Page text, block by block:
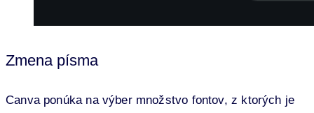
Zmena písma
Canva ponúka na výber množstvo fontov, z ktorých je